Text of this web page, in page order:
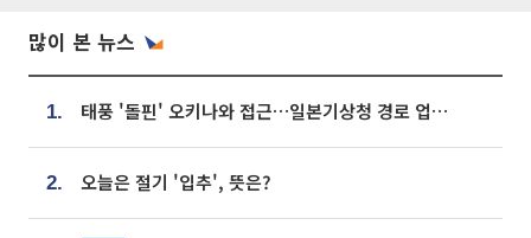
많이 본 뉴스
1. 태풍 '돌핀' 오키나와 접근…일본기상청 경로 업데이트
2. 오늘은 절기 '입추', 뜻은?